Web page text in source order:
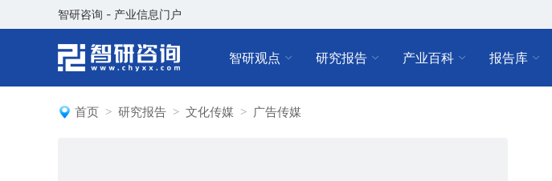
智研咨询 - 产业信息门户
智研观点 研究报告 产业百科 报告库
首页 研究报告 文化传媒 广告传媒